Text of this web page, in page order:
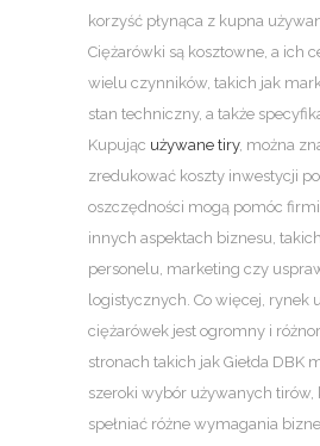
korzyść płynąca z kupna
Ciężarówki są kosztowne, a ich
wielu czynników, takich jak
stan techniczny, a także
Kupując używane tiry, można
zredukować koszty inwestycji
oszczędności mogą pomóc
innych aspektach biznesu,
personelu, marketing czy
logistycznych. Co więcej, rynek
ciężarówek jest ogromny i
stronach takich jak Giełda DBK
szeroki wybór używanych tirów,
spełniać różne wymagania